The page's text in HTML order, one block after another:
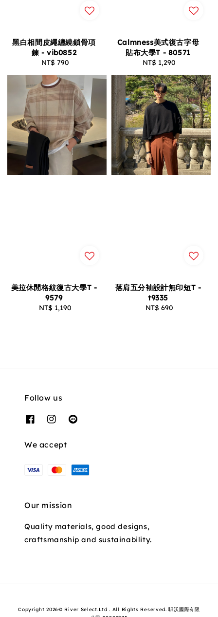
黑白相間皮繩纏繞鎖骨項
鍊 - vib0852
Regular
NT$ 790
Calmness美式復古字母
貼布大學T - 80571
Regular
NT$ 1,290
美拉休閒格紋復古大學T -
9579
Regular
NT$ 1,190
落肩五分袖設計無印短T -
t9335
Regular
NT$ 690
Follow us
We accept
Our mission
Quality materials, good designs,
craftsmanship and sustainability.
Copyright 2026© River Select.Ltd . All Rights Reserved. 馹沃國際有限